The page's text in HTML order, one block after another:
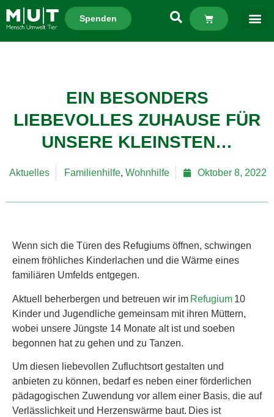
Spenden
EIN BESONDERS
LIEBEVOLLES ZUHAUSE FÜR
UNSERE KLEINSTEN…
Aktuelles Familienhilfe, Wohnhilfe Oktober 8, 2022
Wenn sich die Türen des Refugiums öffnen, schwingen
einem fröhliches Kinderlachen und die Wärme eines
familiären Umfelds entgegen.
Aktuell beherbergen und betreuen wir im Refugium 10
Kinder und Jugendliche gemeinsam mit ihren Müttern,
wobei unsere Jüngste 14 Monate alt ist und soeben
begonnen hat zu gehen und zu Tanzen.
Um diesen liebevollen Zufluchtsort gestalten und
anbieten zu können, bedarf es neben einer förderlichen
pädagogischen Zuwendung vor allem einer Basis, die auf
Verlässlichkeit und Herzenswärme baut. Dies ist